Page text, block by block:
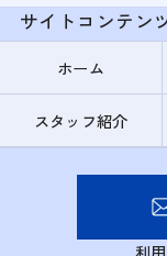
サイトコンテン
ホーム
スタッフ紹介
利